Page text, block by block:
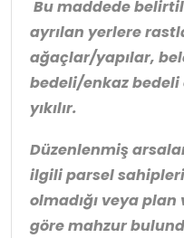
Bu maddede
ayrılan yerlere
ağaçlar/yapılar,
bedeli/enkaz
yıkılır.
Düzenlenmiş
ilgili parsel
olmadığı veya
göre mahzur